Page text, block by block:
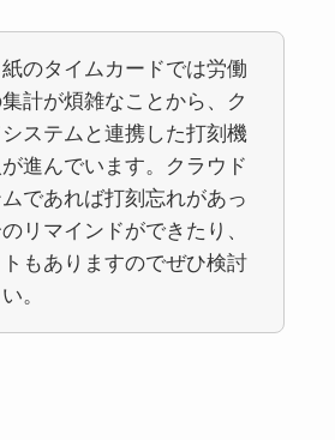
のタイムカードでは労働
計が煩雑なことから、ク
ステムと連携した打刻機
進んでいます。クラウド
であれば打刻忘れがあっ
リマインドができたり、
もありますのでぜひ検討
。